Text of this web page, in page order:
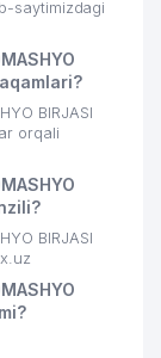
saytimizdagi
BIRJASI
orqali
BIRJASI